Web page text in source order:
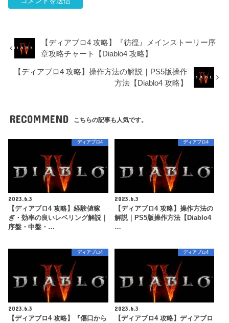
【ディアブロ4 攻略】『彷徨』メインストーリー序
章攻略チャート【Diablo4 攻略】
【ディアブロ4 攻略】操作方法の解説｜PS5版操作
方法【Diablo4 攻略】
RECOMMEND こちらの記事も人気です。
ディアブロ4
2023.6.3
【ディアブロ4 攻略】経験値稼
ぎ・効率の良いレベリング解説｜
序盤・中盤・…
ディアブロ4
2023.6.3
【ディアブロ4 攻略】操作方法の
解説｜PS5版操作方法【Diablo4
…
ディアブロ4
2023.6.3
【ディアブロ4 攻略】『傷口から
ディアブロ4
2023.6.3
【ディアブロ4 攻略】ディアブロ